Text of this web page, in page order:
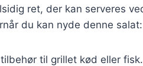
ret, der kan serveres
du kan nyde denne salat:
til grillet kød eller fisk.